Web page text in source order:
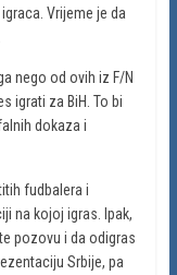
Vrijeme je da
nego od ovih iz F/N
igrati za BiH. To bi
dokaza i
fudbalera i
na kojoj igras. Ipak,
pozovu i da odigras
Srbije, pa